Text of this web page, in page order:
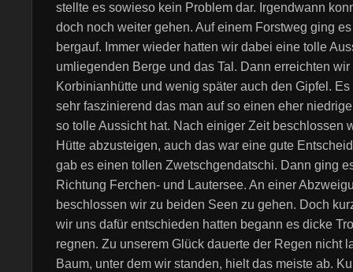
stellte es sowieso kein Problem dar. Irgendwann
doch noch weiter gehen. Auf einem Forstweg ging
bergauf. Immer wieder hatten wir dabei eine tolle
umliegenden Berge und das Tal. Dann erreichten wir
Korbinianhütte und wenig später auch den Gipfel. Es
sehr faszinierend das man auf so einen eher
so tolle Aussicht hat. Nach einiger Zeit beschlossen
Hütte abzusteigen, auch das war eine gute
gab es einen tollen Zwetschgendatschi. Dann ging
Richtung Ferchen- und Lautersee. An einer
beschlossen wir zu beiden Seen zu gehen. Doch
wir uns dafür entschieden hatten begann es dicke
regnen. Zu unserem Glück dauerte der Regen nicht
Baum, unter dem wir standen, hielt das meiste ab.